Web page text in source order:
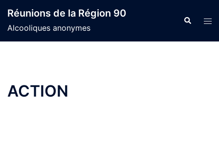
content
Réunions de la Région 90
Alcooliques anonymes
Search
ACTION